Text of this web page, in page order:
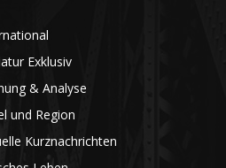
Exklusiv
& Analyse
und Region
Kurznachrichten